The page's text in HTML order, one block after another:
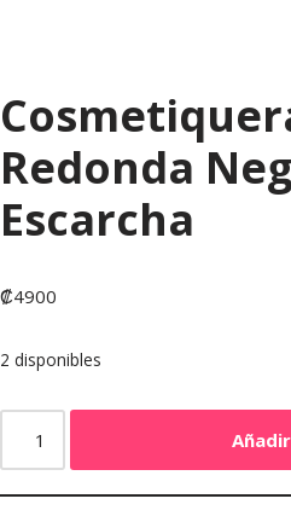
Redonda
Escarcha
₡4900
2 disponibles